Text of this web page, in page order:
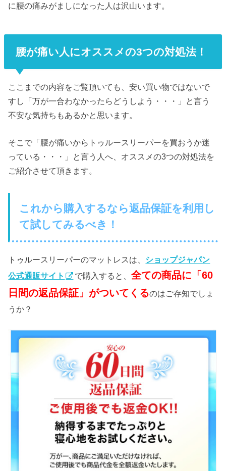
に腰の痛みがましになった人は沢山います。
腰が痛い人にオススメの3つの対処法！
ここまでの内容をご覧頂いても、安い買い物ではないで
すし「万が一合わなかったらどうしよう・・・」と言う
不安な気持ちもあるかと思います。
そこで「腰が痛いからトゥルースリーパーを買おうか迷
っている・・・」と言う人へ、オススメの3つの対処法を
ご紹介させて頂きます。
これから購入するなら返品保証を利用し
て試してみるべき！
トゥルースリーパーのマットレスは、 ショップジャパン
公式通販サイト
で購入すると、全ての商品に「60
日間の返品保証」がついてくるのはご存知でしょ
うか？